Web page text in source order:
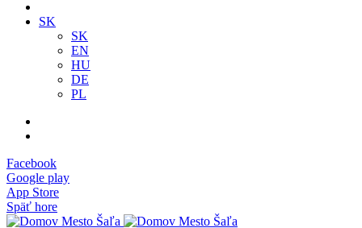
SK
SK
EN
HU
DE
PL
Facebook
Google play
App Store
Späť hore